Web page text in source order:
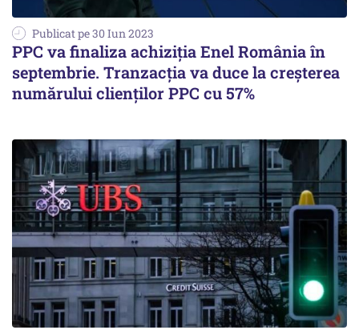
Publicat pe 30 Iun 2023
PPC va finaliza achiziția Enel România în
septembrie. Tranzacția va duce la creșterea
numărului clienților PPC cu 57%